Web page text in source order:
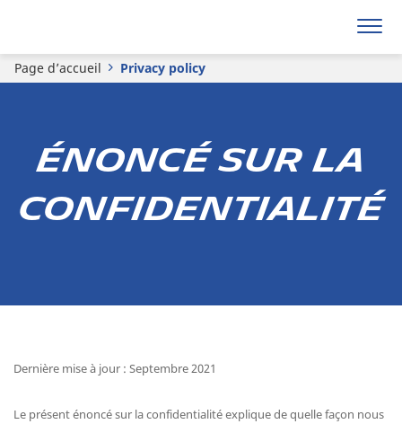
Page d’accueil Privacy policy
Énoncé sur la
confidentialité
Dernière mise à jour : Septembre 2021
Le présent énoncé sur la confidentialité explique de quelle façon nous